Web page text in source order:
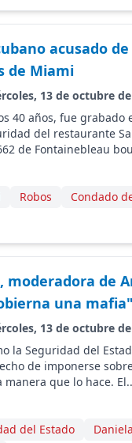
acusado
de Miami
13 de octubre de
40 años, fue grabado
del restaurante
de Fontainebleau
Robos
Condado
moderadora de
una mafia"
13 de octubre de
la Seguridad del
de imponerse
que lo hace.
del Estado